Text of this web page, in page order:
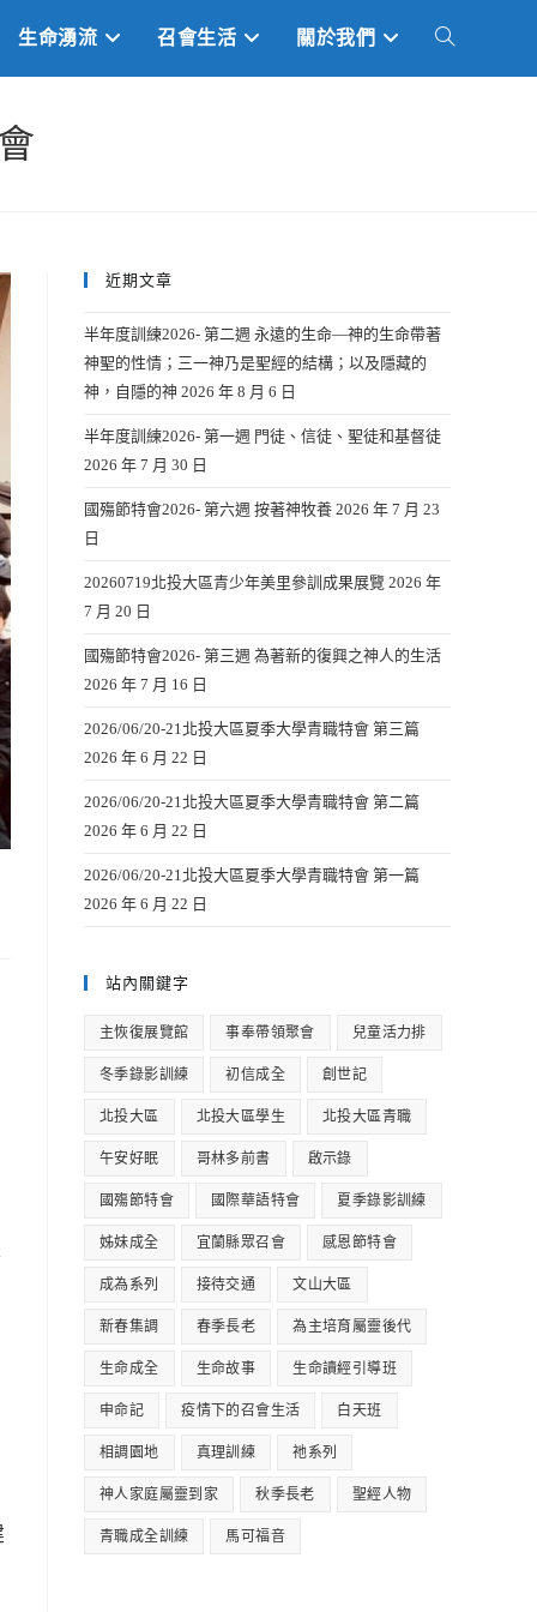
生命湧流 召會生活 關於我們 TOGGLE
近期文章
半年度訓練2026- 第二週 永遠的生命—神的生命帶著
神聖的性情；三一神乃是聖經的結構；以及隱藏的
神，自隱的神 2026 年 8 月 6 日
半年度訓練2026- 第一週 門徒、信徒、聖徒和基督徒
2026 年 7 月 30 日
國殤節特會2026- 第六週 按著神牧養 2026 年 7 月 23
日
20260719北投大區青少年美里參訓成果展覽 2026 年
7 月 20 日
國殤節特會2026- 第三週 為著新的復興之神人的生活
2026 年 7 月 16 日
2026/06/20-21北投大區夏季大學青職特會 第三篇
2026 年 6 月 22 日
2026/06/20-21北投大區夏季大學青職特會 第二篇
2026 年 6 月 22 日
2026/06/20-21北投大區夏季大學青職特會 第一篇
2026 年 6 月 22 日
站內關鍵字
主恢復展覽館 事奉帶領聚會 兒童活力排
冬季錄影訓練 初信成全 創世記
北投大區 北投大區學生 北投大區青職
午安好眠 哥林多前書 啟示錄
國殤節特會 國際華語特會 夏季錄影訓練
姊妹成全 宜蘭縣眾召會 感恩節特會
成為系列 接待交通 文山大區
新春集調 春季長老 為主培育屬靈後代
生命成全 生命故事 生命讀經引導班
申命記 疫情下的召會生活 白天班
相調園地 真理訓練 祂系列
神人家庭屬靈到家 秋季長老 聖經人物
青職成全訓練 馬可福音